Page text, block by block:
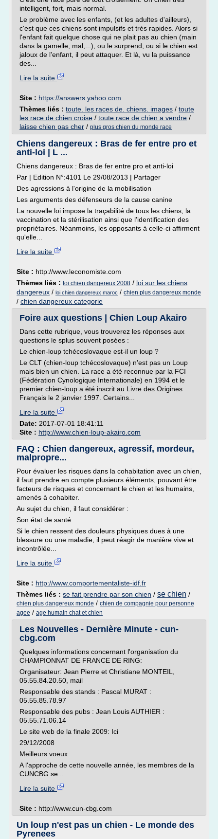
intelligent, fort, mais normal.
Le problème avec les enfants, (et les adultes d'ailleurs),
c'est que ces chiens sont impulsifs et très rapides. Alors si
l'enfant fait quelque chose qui ne plait pas au chien (main
dans la gamelle, mal,...), ou le surprend, ou si le chien est
jaloux de l'enfant, il peut attaquer. Et là, vu la puissance
des...
Lire la suite
Site : https://answers.yahoo.com
Thèmes liés : toute. les races de. chiens. images / toute
les race de chien croise / toute race de chien a vendre /
laisse chien pas cher / plus gros chien du monde race
Chiens dangereux : Bras de fer entre pro et
anti-loi | L ...
Chiens dangereux : Bras de fer entre pro et anti-loi
Par | Edition N°:4101 Le 29/08/2013 | Partager
Des agressions à l'origine de la mobilisation
Les arguments des défenseurs de la cause canine
La nouvelle loi impose la traçabilité de tous les chiens, la
vaccination et la stérilisation ainsi que l'identification des
propriétaires. Néanmoins, les opposants à celle-ci affirment
qu'elle...
Lire la suite
Site : http://www.leconomiste.com
Thèmes liés : loi chien dangereux 2008 / loi sur les chiens
dangereux / loi chien dangereux maroc / chien plus dangereux monde
/ chien dangereux categorie
Foire aux questions | Chien Loup Akairo
Dans cette rubrique, vous trouverez les réponses aux
questions le splus souvent posées :
Le chien-loup tchécoslovaque est-il un loup ?
Le CLT (chien-loup tchécoslovaque) n'est pas un Loup
mais bien un chien. La race a été reconnue par la FCI
(Fédération Cynologique Internationale) en 1994 et le
premier chien-loup a été inscrit au Livre des Origines
Français le 2 janvier 1997. Certains...
Lire la suite
Date: 2017-07-01 18:41:11
Site : http://www.chien-loup-akairo.com
FAQ : Chien dangereux, agressif, mordeur,
malpropre...
Pour évaluer les risques dans la cohabitation avec un chien,
il faut prendre en compte plusieurs éléments, pouvant être
facteurs de risques et concernant le chien et les humains,
amenés à cohabiter.
Au sujet du chien, il faut considérer :
Son état de santé
Si le chien ressent des douleurs physiques dues à une
blessure ou une maladie, il peut réagir de manière vive et
incontrôlée...
Lire la suite
Site : http://www.comportementaliste-idf.fr
Thèmes liés : se fait prendre par son chien / se chien /
chien plus dangereux monde / chien de compagnie pour personne
agee / age humain chat et chien
Les Nouvelles - Dernière Minute - cun-
cbg.com
Quelques informations concernant l'organisation du
CHAMPIONNAT DE FRANCE DE RING:
Organisateur: Jean Pierre et Christiane MONTEIL,
05.55.84.20.50, mail
Responsable des stands : Pascal MURAT :
05.55.85.78.97
Responsable des pubs : Jean Louis AUTHIER :
05.55.71.06.14
Le site web de la finale 2009: Ici
29/12/2008
Meilleurs voeux
A l'approche de cette nouvelle année, les membres de la
CUNCBG se...
Lire la suite
Site : http://www.cun-cbg.com
Un loup n'est pas un chien - Le monde des
Pyrenees